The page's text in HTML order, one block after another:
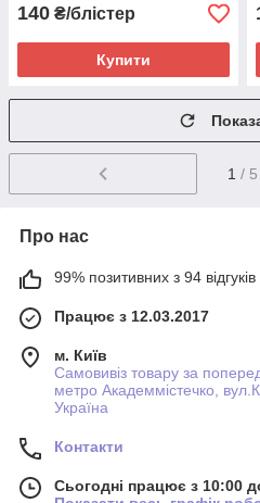
140 ₴/блістер
Купити
1 / 5
Про нас
99% позитивних з 94 відгуків
Працює з 12.03.2017
м. Київ
Самовивіз товару за
метро Академмістечко,
Україна
Контакти
Сьогодні працює з 10:00